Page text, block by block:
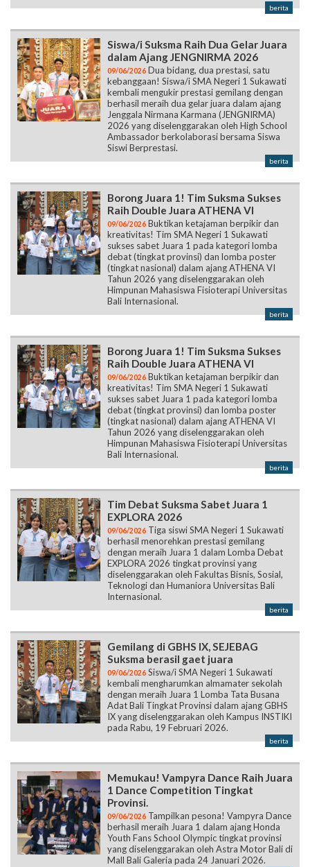
berita
Siswa/i Suksma Raih Dua Gelar Juara
dalam Ajang JENGNIRMA 2026
09/06/2026 Dua bidang, dua prestasi, satu
kebanggaan! Siswa/i SMA Negeri 1 Sukawati
kembali mengukir prestasi gemilang dengan
berhasil meraih dua gelar juara dalam ajang
Jenggala Nirmana Karmana (JENGNIRMA)
2026 yang diselenggarakan oleh High School
Ambassador berkolaborasi bersama Siswa
Siswi Berprestasi.
berita
Borong Juara 1! Tim Suksma Sukses
Raih Double Juara ATHENA VI
09/06/2026 Buktikan ketajaman berpikir dan
kreativitas! Tim SMA Negeri 1 Sukawati
sukses sabet Juara 1 pada kategori lomba
debat (tingkat provinsi) dan lomba poster
(tingkat nasional) dalam ajang ATHENA VI
Tahun 2026 yang diselenggarakan oleh
Himpunan Mahasiswa Fisioterapi Universitas
Bali Internasional.
berita
Borong Juara 1! Tim Suksma Sukses
Raih Double Juara ATHENA VI
09/06/2026 Buktikan ketajaman berpikir dan
kreativitas! Tim SMA Negeri 1 Sukawati
sukses sabet Juara 1 pada kategori lomba
debat (tingkat provinsi) dan lomba poster
(tingkat nasional) dalam ajang ATHENA VI
Tahun 2026 yang diselenggarakan oleh
Himpunan Mahasiswa Fisioterapi Universitas
Bali Internasional.
berita
Tim Debat Suksma Sabet Juara 1
EXPLORA 2026
09/06/2026 Tiga siswi SMA Negeri 1 Sukawati
berhasil menorehkan prestasi gemilang
dengan meraih Juara 1 dalam Lomba Debat
EXPLORA 2026 tingkat provinsi yang
diselenggarakan oleh Fakultas Bisnis, Sosial,
Teknologi dan Humaniora Universitas Bali
Internasional.
berita
Gemilang di GBHS IX, SEJEBAG
Suksma berasil gaet juara
09/06/2026 Siswa/i SMA Negeri 1 Sukawati
kembali mengharumkan almamater sekolah
dengan meraih Juara 1 Lomba Tata Busana
Adat Bali Tingkat Provinsi dalam ajang GBHS
IX yang diselenggarakan oleh Kampus INSTIKI
pada Rabu, 19 Februari 2026.
berita
Memukau! Vampyra Dance Raih Juara
1 Dance Competition Tingkat
Provinsi.
09/06/2026 Tampilkan pesona! Vampyra Dance
berhasil meraih Juara 1 dalam ajang Honda
Youth Fans School Olympic tingkat provinsi
yang diselenggarakan oleh Astra Motor Bali di
Mall Bali Galeria pada 24 Januari 2026.